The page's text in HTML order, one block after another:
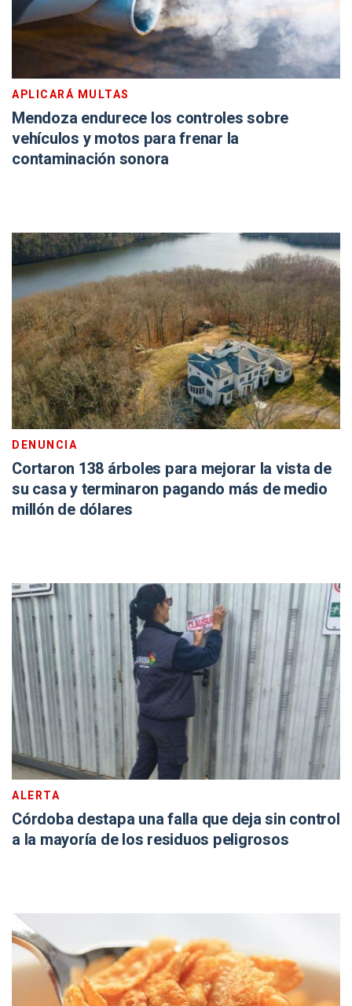
APLICARÁ MULTAS
Mendoza endurece los controles sobre
vehículos y motos para frenar la
contaminación sonora
DENUNCIA
Cortaron 138 árboles para mejorar la vista de
su casa y terminaron pagando más de medio
millón de dólares
ALERTA
Córdoba destapa una falla que deja sin control
a la mayoría de los residuos peligrosos